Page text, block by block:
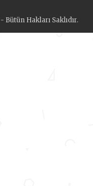
Hakları Saklıdır.